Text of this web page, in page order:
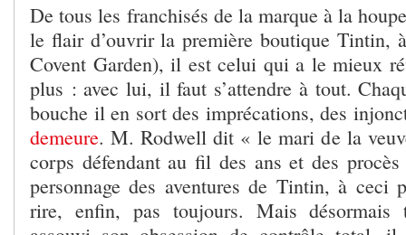
De tous les franchisés de la marque à la
le flair d’ouvrir la première boutique Tintin,
Covent Garden), il est celui qui a le mieux
plus : avec lui, il faut s’attendre à tout.
bouche il en sort des imprécations, des
demeure. M. Rodwell dit « le mari de la
corps défendant au fil des ans et des
personnage des aventures de Tintin, à ceci
rire, enfin, pas toujours. Mais désormais